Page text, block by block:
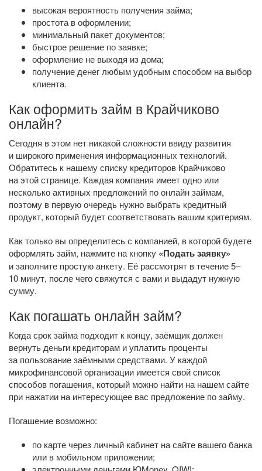
высокая вероятность получения займа;
простота в оформлении;
минимальный пакет документов;
быстрое решение по заявке;
оформление не выходя из дома;
получение денег любым удобным способом на выбор
клиента.
Как оформить займ в Крайчиково
онлайн?
Сегодня в этом нет никакой сложности ввиду развития
и широкого применения информационных технологий.
Обратитесь к нашему списку кредиторов Крайчиково
на этой странице. Каждая компания имеет одно или
несколько активных предложений по онлайн займам,
поэтому в первую очередь нужно выбрать кредитный
продукт, который будет соответствовать вашим критериям.
Как только вы определитесь с компанией, в которой будете
оформлять займ, нажмите на кнопку «Подать заявку»
и заполните простую анкету. Её рассмотрят в течение 5–
10 минут, после чего свяжутся с вами и выдадут нужную
сумму.
Как погашать онлайн займ?
Когда срок займа подходит к концу, заёмщик должен
вернуть деньги кредиторам и уплатить проценты
за пользование заёмными средствами. У каждой
микрофинансовой организации имеется свой список
способов погашения, который можно найти на нашем сайте
при нажатии на интересующее вас предложение по займу.
Погашение возможно:
по карте через личный кабинет на сайте вашего банка
или в мобильном приложении;